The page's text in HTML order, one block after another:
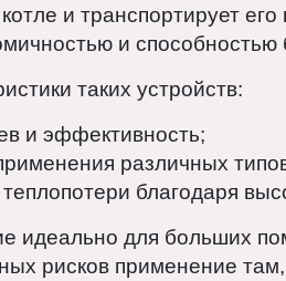
в котле и
и